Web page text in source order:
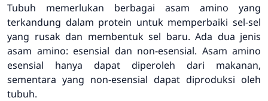
Tubuh memerlukan berbagai asam amino yang
terkandung dalam protein untuk memperbaiki sel-sel
yang rusak dan membentuk sel baru. Ada dua jenis
asam amino: esensial dan non-esensial. Asam amino
esensial hanya dapat diperoleh dari makanan,
sementara yang non-esensial dapat diproduksi oleh
tubuh.